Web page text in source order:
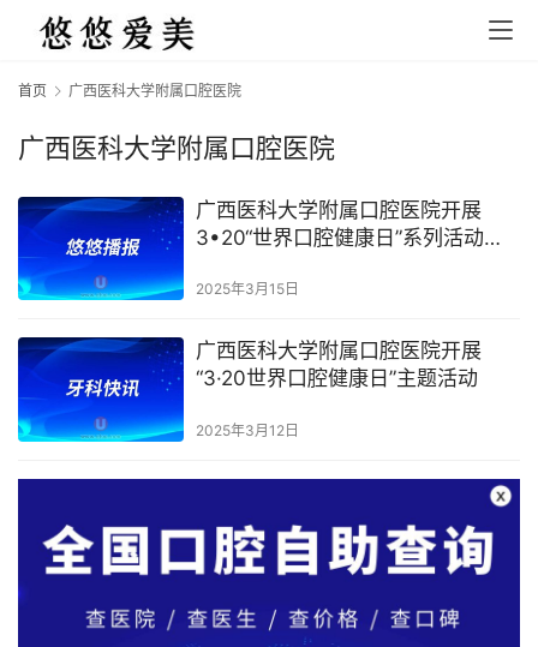
首页 广西医科大学附属口腔医院
广西医科大学附属口腔医院
广西医科大学附属口腔医院开展
3•20“世界口腔健康日”系列活动通
2025年3月15日
广西医科大学附属口腔医院开展
“3·20世界口腔健康日”主题活动
2025年3月12日